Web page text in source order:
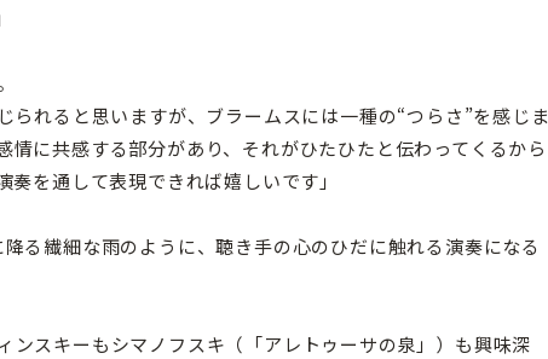
られると思いますが、ブラームスには一種の“つらさ”を感じま
に共感する部分があり、それがひたひたと伝わってくるから
を通して表現できれば嬉しいです」
る繊細な雨のように、聴き手の心のひだに触れる演奏になる
ンスキーもシマノフスキ（「アレトゥーサの泉」）も興味深